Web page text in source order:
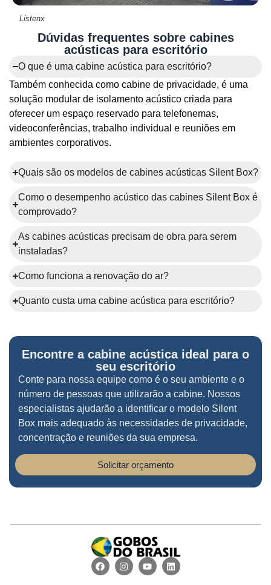
Listenx
Dúvidas frequentes sobre cabines
acústicas para escritório
O que é uma cabine acústica para escritório?
Também conhecida como cabine de privacidade, é uma
solução modular de isolamento acústico criada para
oferecer um espaço reservado para telefonemas,
videoconferências, trabalho individual e reuniões em
ambientes corporativos.
Quais são os modelos de cabines acústicas Silent Box?
Como o desempenho acústico das cabines Silent Box é
comprovado?
As cabines acústicas precisam de obra para serem
instaladas?
Como funciona a renovação do ar?
Quanto custa uma cabine acústica para escritório?
Encontre a cabine acústica ideal para o
seu escritório
Conte para nossa equipe como é o seu ambiente e o
número de pessoas que utilizarão a cabine. Nossos
especialistas ajudarão a identificar o modelo Silent
Box mais adequado às necessidades de privacidade,
concentração e reuniões da sua empresa.
Solicitar orçamento